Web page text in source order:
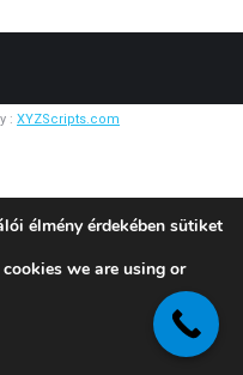
: XYZScripts.com
élmény érdekében sütiket
we are using or